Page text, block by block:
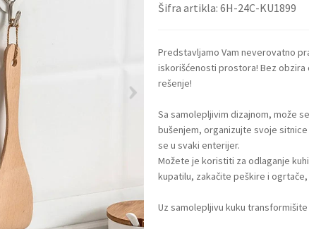
Šifra artikla: 6H-24C-KU1899
Predstavljamo Vam neverovatno
iskorišćenosti prostora! Bez obzira
rešenje!
Sa samolepljivim dizajnom, može
bušenjem, organizujte svoje
se u svaki enterijer.
Možete je koristiti za odlaganje
kupatilu, zakačite peškire i
Uz samolepljivu kuku